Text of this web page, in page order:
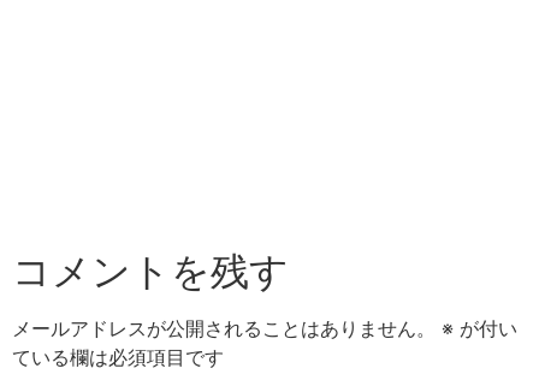
コメントを残す
メールアドレスが公開されることはありません。 ※ が付い
ている欄は必須項目です